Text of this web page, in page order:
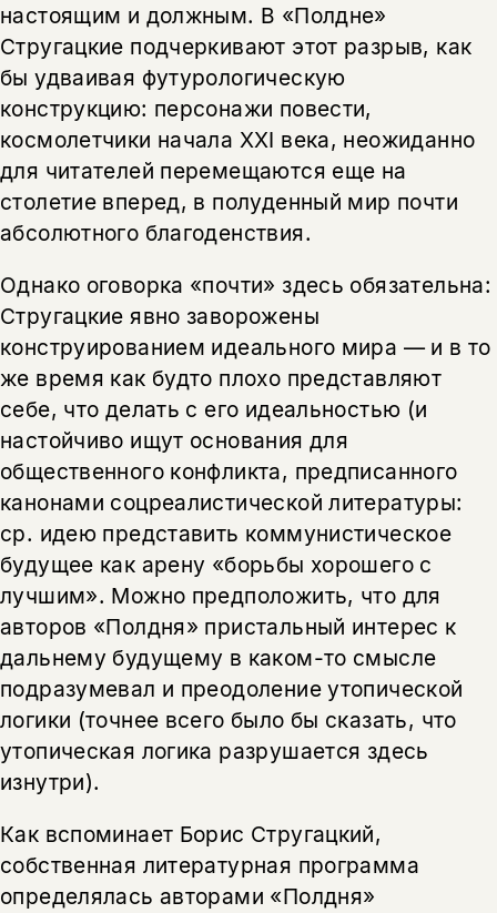
настоящим и должным. В «Полдне»
Стругацкие подчеркивают этот разрыв, как
бы удваивая футурологическую
конструкцию: персонажи повести,
космолетчики начала XXI века, неожиданно
для читателей перемещаются еще на
столетие вперед, в полуденный мир почти
абсолютного благоденствия.
Однако оговорка «почти» здесь обязательна:
Стругацкие явно заворожены
конструированием идеального мира — и в то
же время как будто плохо представляют
себе, что делать с его идеальностью (и
настойчиво ищут основания для
общественного конфликта, предписанного
канонами соцреалистической литературы:
ср. идею представить коммунистическое
будущее как арену «борьбы хорошего с
лучшим». Можно предположить, что для
авторов «Полдня» пристальный интерес к
дальнему будущему в каком-то смысле
подразумевал и преодоление утопической
логики (точнее всего было бы сказать, что
утопическая логика разрушается здесь
изнутри).
Как вспоминает Борис Стругацкий,
собственная литературная программа
определялась авторами «Полдня»